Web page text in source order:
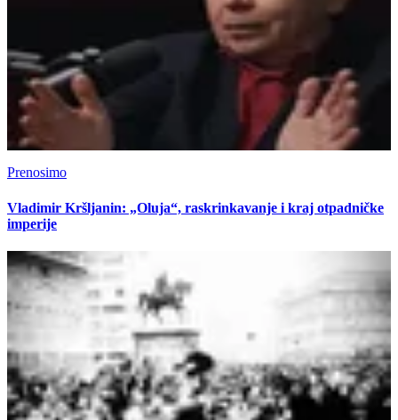
Prenosimo
Vladimir Kršljanin: „Oluja“, raskrinkavanje i kraj otpadničke
imperije